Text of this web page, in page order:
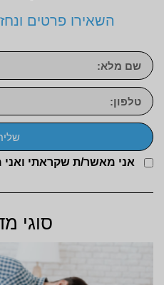
השאירו פרטים
אני מאשר/ת שקראתי
סוגי